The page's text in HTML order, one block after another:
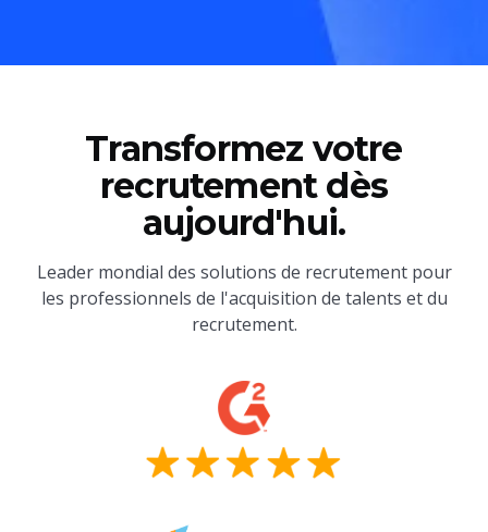
Transformez votre
recrutement dès
aujourd'hui.
Leader mondial des solutions de recrutement pour
les professionnels de l'acquisition de talents et du
recrutement.